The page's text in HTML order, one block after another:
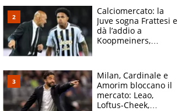
solo 1,4 milioni
all'anno
Calciomercato: la
Juve sogna Frattesi e
dà l’addio a
Koopmeiners,
scatenata
Milan, Cardinale e
Amorim bloccano il
mercato: Leao,
Loftus-Cheek,